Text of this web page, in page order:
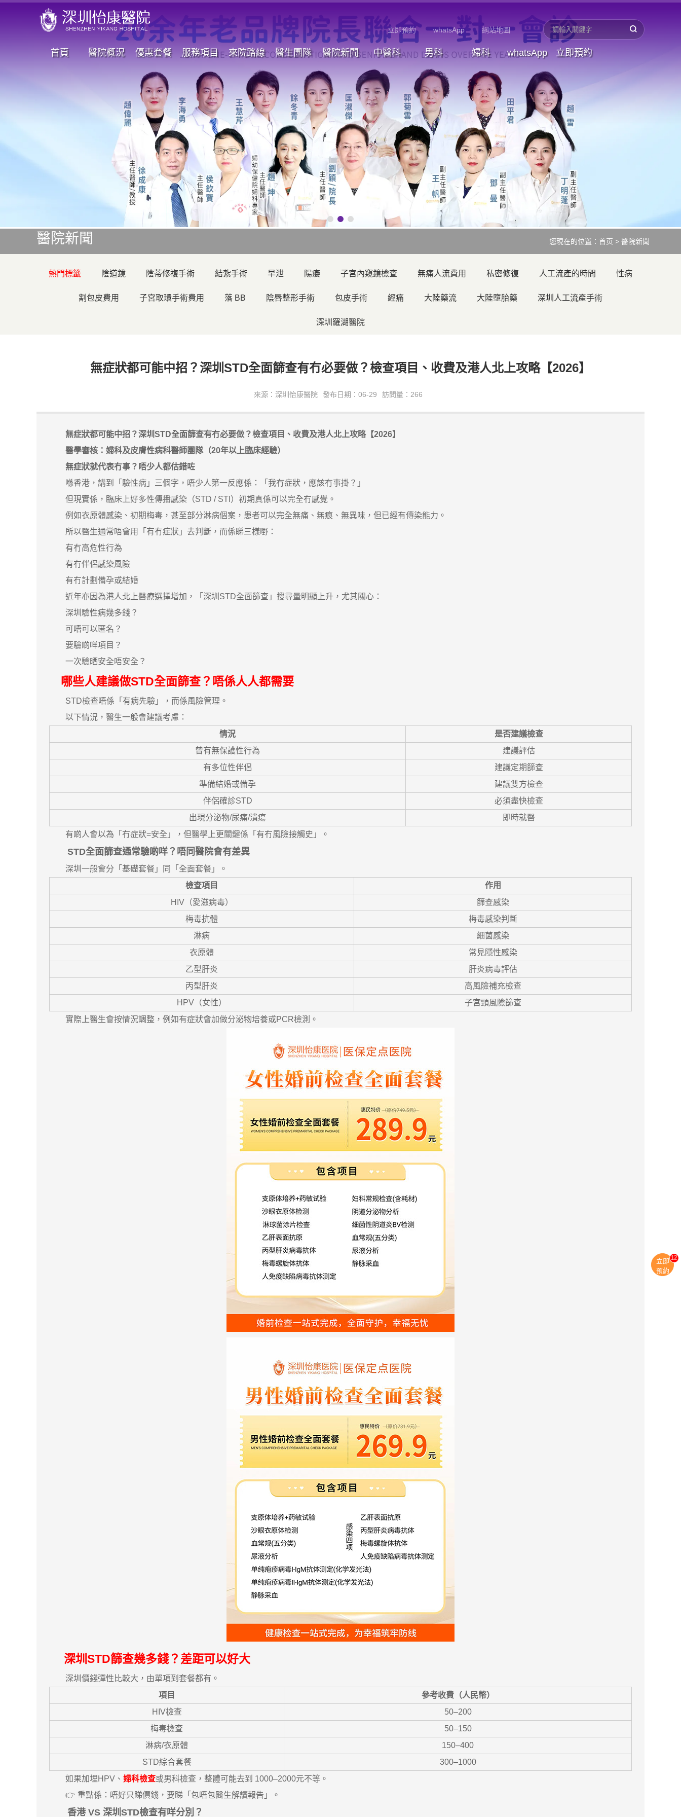
立即預約 whatsApp 網站地圖
首頁 醫院概況 優惠套餐 服務項目 來院路線 醫生團隊 醫院新聞 中醫科 男科 婦科 whatsApp 立即預約
醫院新聞 您現在的位置： 首页 > 醫院新聞
熱門標籤 陰道鏡 陰蒂修複手術 結紮手術 早泄 陽痿 子宮內窺鏡檢查 無痛人流費用 私密修復 人工流產的時間 性病
割包皮費用 子宮取環手術費用 落 BB 陰唇整形手術 包皮手術 經痛 大陸藥流 大陸墮胎藥 深圳人工流產手術
深圳羅湖醫院
無症狀都可能中招？深圳STD全面篩查有冇必要做？檢查項目、收費及港人北上攻略【2026】
來源：深圳怡康醫院 發布日期：06-29 訪問量：266
無症狀都可能中招？深圳STD全面篩查有冇必要做？檢查項目、收費及港人北上攻略【2026】
醫學審核：婦科及皮膚性病科醫師團隊（20年以上臨床經驗）
無症狀就代表冇事？唔少人都估錯咗
喺香港，講到「驗性病」三個字，唔少人第一反應係：「我冇症狀，應該冇事掛？」
但現實係，臨床上好多性傳播感染（STD / STI）初期真係可以完全冇感覺。
例如衣原體感染、初期梅毒，甚至部分淋病個案，患者可以完全無痛、無痕、無異味，但已經有傳染能力。
所以醫生通常唔會用「有冇症狀」去判斷，而係睇三樣嘢：
有冇高危性行為
有冇伴侶感染風險
有冇計劃備孕或結婚
近年亦因為港人北上醫療選擇增加，「深圳STD全面篩查」搜尋量明顯上升，尤其關心：
深圳驗性病幾多錢？
可唔可以匿名？
要驗啲咩項目？
一次驗晒安全唔安全？
哪些人建議做STD全面篩查？唔係人人都需要
STD檢查唔係「有病先驗」，而係風險管理。
以下情況，醫生一般會建議考慮：
情況
是否建議檢查
曾有無保護性行為
建議評估
有多位性伴侶
建議定期篩查
準備結婚或備孕
建議雙方檢查
伴侶確診STD
必須盡快檢查
出現分泌物/尿痛/潰瘍
即時就醫
有啲人會以為「冇症狀=安全」，但醫學上更關鍵係「有冇風險接觸史」。
STD全面篩查通常驗啲咩？唔同醫院會有差異
深圳一般會分「基礎套餐」同「全面套餐」。
檢查項目
作用
HIV（愛滋病毒）
篩查感染
梅毒抗體
梅毒感染判斷
淋病
細菌感染
衣原體
常見隱性感染
乙型肝炎
肝炎病毒評估
丙型肝炎
高風險補充檢查
HPV（女性）
子宮頸風險篩查
實際上醫生會按情況調整，例如有症狀會加做分泌物培養或PCR檢測。
深圳STD篩查幾多錢？差距可以好大
深圳價錢彈性比較大，由單項到套餐都有。
項目
參考收費（人民幣）
HIV檢查
50–200
梅毒檢查
50–150
淋病/衣原體
150–400
STD綜合套餐
300–1000
如果加埋HPV、 婦科檢查或男科檢查，整體可能去到 1000–2000元不等。
👉 重點係：唔好只睇價錢，要睇「包唔包醫生解讀報告」。
香港 VS 深圳STD檢查有咩分別？
立即
預約
11